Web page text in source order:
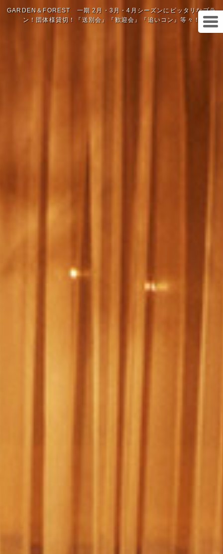
GARDEN＆FOREST 一期 2月・3月・4月シーズンにピッタリなプラ
ン！団体様貸切！『送別会』『歓迎会』『追いコン』等々！